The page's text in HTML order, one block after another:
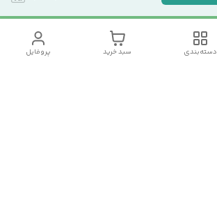
پروفایل سبد خرید دسته‌بندی